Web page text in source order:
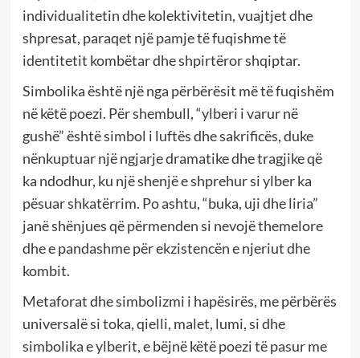
individualitetin dhe kolektivitetin, vuajtjet dhe
shpresat, paraqet një pamje të fuqishme të
identitetit kombëtar dhe shpirtëror shqiptar.
Simbolika është një nga përbërësit më të fuqishëm
në këtë poezi. Për shembull, “ylberi i varur në
gushë” është simbol i luftës dhe sakrificës, duke
nënkuptuar një ngjarje dramatike dhe tragjike që
ka ndodhur, ku një shenjë e shprehur si ylber ka
pësuar shkatërrim. Po ashtu, “buka, uji dhe liria”
janë shënjues që përmenden si nevojë themelore
dhe e pandashme për ekzistencën e njeriut dhe
kombit.
Metaforat dhe simbolizmi i hapësirës, me përbërës
universalë si toka, qielli, malet, lumi, si dhe
simbolika e ylberit, e bëjnë këtë poezi të pasur me